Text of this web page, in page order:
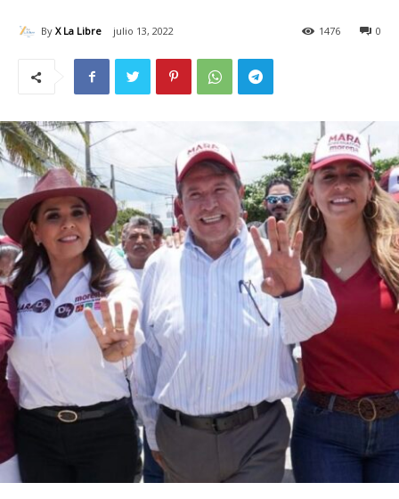
By X La Libre julio 13, 2022 0
1476